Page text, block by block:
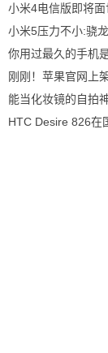
小米4电信版即将面
小米5压力不小:骁
你用过最久的手机
刚刚！苹果官网上
能当化妆镜的自
HTC Desire 826在